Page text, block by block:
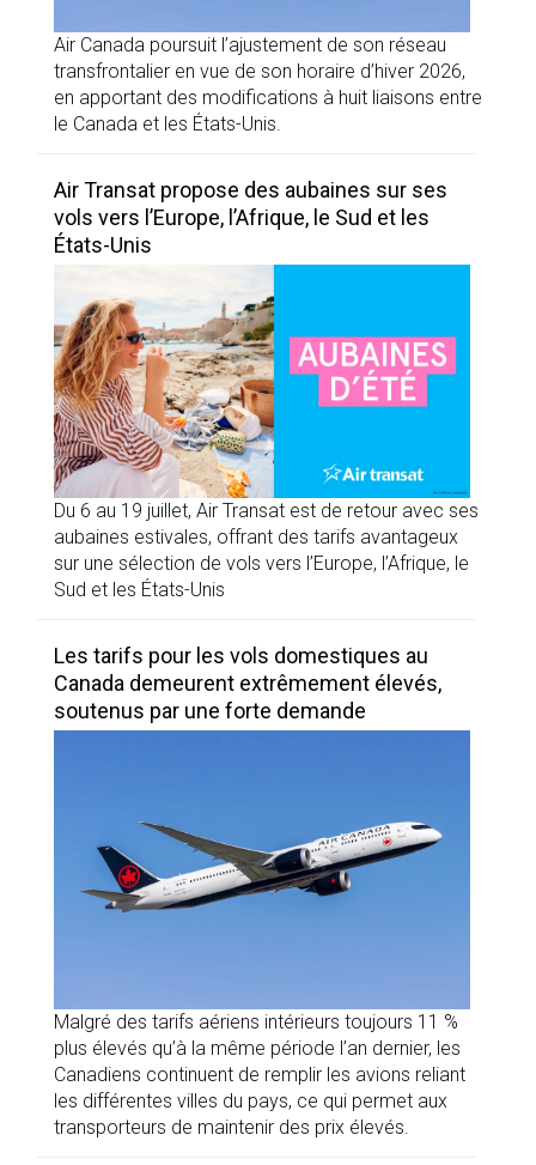
Air Canada poursuit l’ajustement de son réseau
transfrontalier en vue de son horaire d’hiver 2026,
en apportant des modifications à huit liaisons entre
le Canada et les États-Unis.
Air Transat propose des aubaines sur ses
vols vers l’Europe, l’Afrique, le Sud et les
États-Unis
Du 6 au 19 juillet, Air Transat est de retour avec ses
aubaines estivales, offrant des tarifs avantageux
sur une sélection de vols vers l’Europe, l’Afrique, le
Sud et les États-Unis
Les tarifs pour les vols domestiques au
Canada demeurent extrêmement élevés,
soutenus par une forte demande
Malgré des tarifs aériens intérieurs toujours 11 %
plus élevés qu’à la même période l’an dernier, les
Canadiens continuent de remplir les avions reliant
les différentes villes du pays, ce qui permet aux
transporteurs de maintenir des prix élevés.